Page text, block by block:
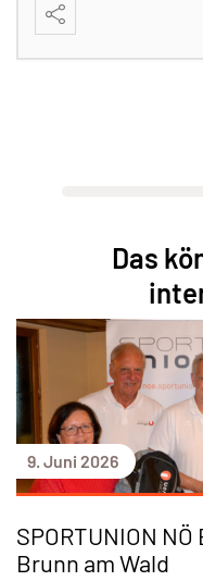
Das
9. Juni 2026
SPORTUNION
Brunn am Wald